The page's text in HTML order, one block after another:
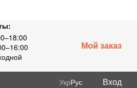
Мой заказ
УкрРус Вход